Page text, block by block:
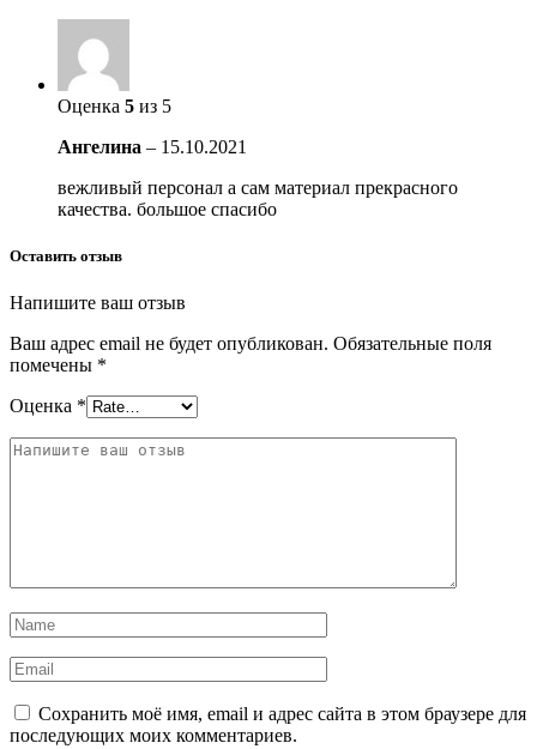
Оценка 5 из 5
Ангелина – 15.10.2021
вежливый персонал а сам материал прекрасного
качества. большое спасибо
Оставить отзыв
Напишите ваш отзыв
Ваш адрес email не будет опубликован. Обязательные поля
помечены *
Оценка *
Сохранить моё имя, email и адрес сайта в этом браузере для
последующих моих комментариев.